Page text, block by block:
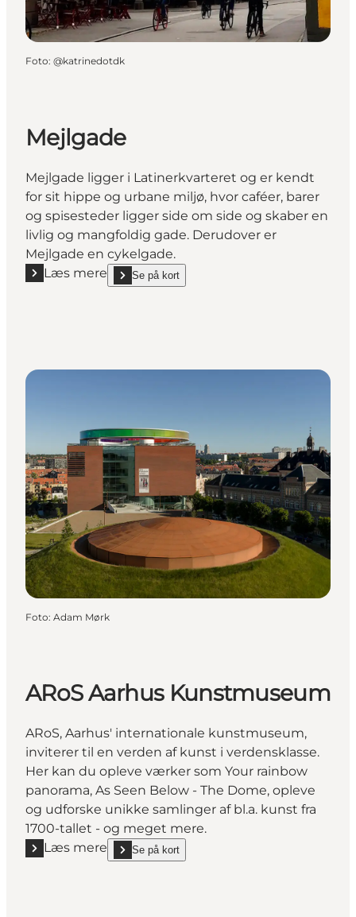
Foto: @katrinedotdk
Mejlgade
Mejlgade ligger i Latinerkvarteret og er kendt
for sit hippe og urbane miljø, hvor caféer, barer
og spisesteder ligger side om side og skaber en
livlig og mangfoldig gade. Derudover er
Mejlgade en cykelgade.
Læs mere
Læs mere "Mejlgade"
Se på kort
show Mejlgade on_map
Foto: Adam Mørk
ARoS Aarhus Kunstmuseum
ARoS, Aarhus' internationale kunstmuseum,
inviterer til en verden af kunst i verdensklasse.
Her kan du opleve værker som Your rainbow
panorama, As Seen Below - The Dome, opleve
og udforske unikke samlinger af bl.a. kunst fra
1700-tallet - og meget mere.
Læs mere
Læs mere "ARoS Aarhus Kunstmuseum"
Se på kort
show ARoS Aarhus Kunstmuseum on_map